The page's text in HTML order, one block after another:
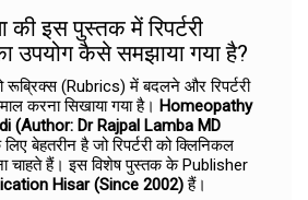
की इस पुस्तक में रिपर्टरी
उपयोग कैसे समझाया गया है?
रूब्रिक्स (Rubrics) में बदलने और रिपर्टरी
करना सिखाया गया है। Homeopathy
(Author: Dr Rajpal Lamba MD
बेहतरीन है जो रिपर्टरी को क्लिनिकल
चाहते हैं। इस विशेष पुस्तक के Publisher
Hisar (Since 2002)हैं।